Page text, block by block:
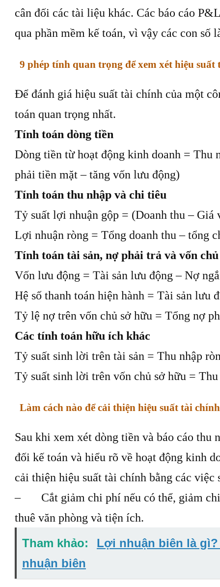
cân đối các tài liệu khác. Các báo cáo
qua phần mềm kế toán, vì vậy các con số
9 phép tính quan trọng để xem xét hiệu suất
Để đánh giá hiệu suất tài chính của một
toán quan trọng nhất.
Tính toán dòng tiền
Dòng tiền từ hoạt động kinh doanh = Thu
phải tiền mặt – tăng vốn lưu động)
Tính toán thu nhập và chi tiêu
Tỷ suất lợi nhuận gộp = (Doanh thu – Giá
Lợi nhuận ròng = Tổng doanh thu – tổng
Tính toán tài sản, nợ phải trả và vốn
Vốn lưu động = Tài sản lưu động – Nợ
Hệ số thanh toán hiện hành = Tài sản lưu
Tỷ lệ nợ trên vốn chủ sở hữu = Tổng nợ
Các tính toán hữu ích khác
Tỷ suất sinh lời trên tài sản = Thu nhập
Tỷ suất sinh lời trên vốn chủ sở hữu =
Làm cách nào để cải thiện hiệu suất tài
Sau khi xem xét dòng tiền và báo cáo thu
đối kế toán và hiểu rõ về hoạt động kinh
cải thiện hiệu suất tài chính bằng các việc
– Cắt giảm chi phí nếu có thể, giảm chi
thuê văn phòng và tiện ích.
Tham khảo:
Lợi nhuận biên là
nhuận biên